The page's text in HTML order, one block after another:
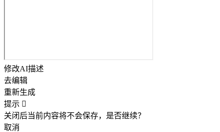
修改AI描述
去编辑
重新生成
提示 
关闭后当前内容将不会保存，是否继续？
取消